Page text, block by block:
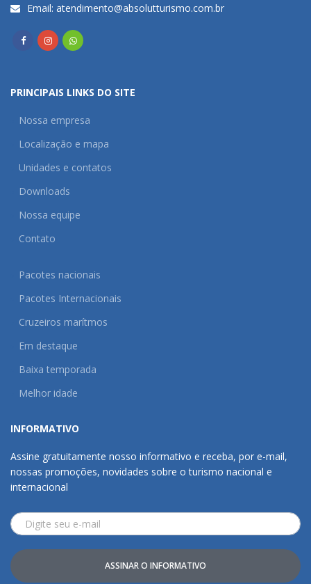
Email: atendimento@absolutturismo.com.br
PRINCIPAIS LINKS DO SITE
Nossa empresa
Localização e mapa
Unidades e contatos
Downloads
Nossa equipe
Contato
Pacotes nacionais
Pacotes Internacionais
Cruzeiros marítmos
Em destaque
Baixa temporada
Melhor idade
INFORMATIVO
Assine gratuitamente nosso informativo e receba, por e-mail,
nossas promoções, novidades sobre o turismo nacional e
internacional
ASSINAR O INFORMATIVO